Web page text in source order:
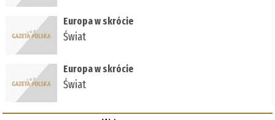
Europa w skrócie
Świat
Europa w skrócie
Świat